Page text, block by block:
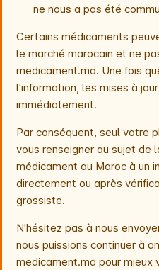
ne nous a pas été
Certains médicaments
le marché marocain et ne
medicament.ma. Une fois
l'information, les mises à
immédiatement.
Par conséquent, seul votre
vous renseigner au sujet de
médicament au Maroc à un
directement ou après
grossiste.
N'hésitez pas à nous
nous puissions continuer à
medicament.ma pour mieux